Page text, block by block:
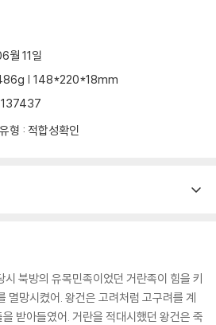
월 11일
| 148*220*18mm
형 : 적합성확인
북방의 유목민족이었던 거란족이 힘을 키
멸망시켰어. 왕건은 고려처럼 고구려를 계
받아들였어. 거란을 적대시했던 왕건은 죽